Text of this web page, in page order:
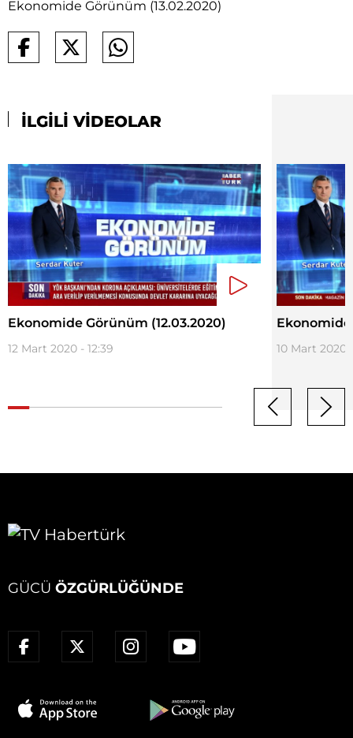
Ekonomide Görünüm (13.02.2020)
İLGİLİ VİDEOLAR
Ekonomide Görünüm (12.03.2020)
12 Mart 2020 - 12:39
Ekonomide
10 Mart 2020
GÜCÜ ÖZGÜRLÜĞÜNDE